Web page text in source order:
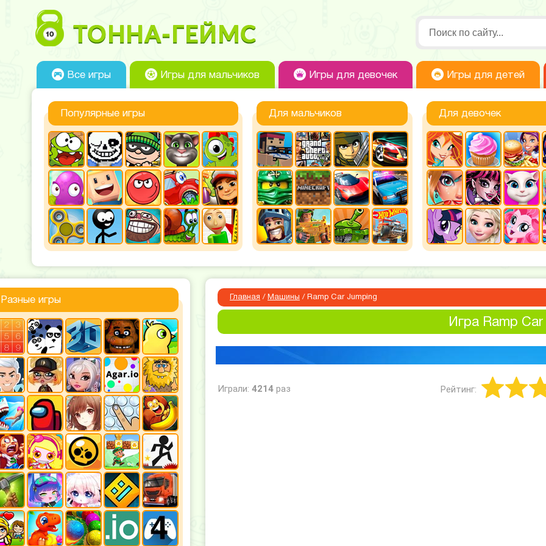
Все игры Игры для мальчиков Игры для девочек Игры для детей
Популярные игры Для мальчиков Для девочек
Разные игры Главная / Машины / Ramp Car Jumping
Игра Ramp
Играли: 4214 раз Рейтинг: